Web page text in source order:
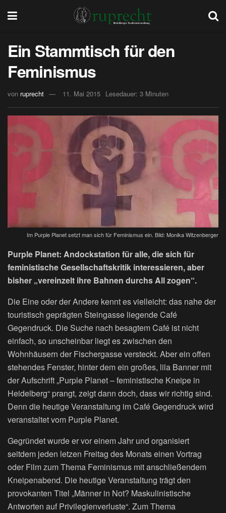
Ein Stammtisch für den
Feminismus
von ruprecht 11. Mai 2015 Lesedauer: 3 Minuten
Im Purple Planet setzt man sich für Feminismus ein. Bild: Monika Witzenberger
Purple Planet: Andockstation für alle, die sich für
feministische Gesellschaftskritik interessieren, aber
bisher „vereinzelt ihre Bahnen durchs All zogen“.
Die Eine oder der Andere kennt es vielleicht: das nahe der
touristisch geprägten Steingasse liegende Café
Gegendruck. Die Suche nach besagtem Café ist nicht
einfach, so unscheinbar liegt es zwischen den
Wohnhäusern der Fischergasse versteckt. Aber ein offen
stehendes Fenster, hinter dem ein großes, lila Banner mit
der Aufschrift „Purple Planet – feministische Kneipe in
Heidelberg“ prangt, zeigt dann doch, dass wir richtig sind.
Denn die heutige Veranstaltung im Café Gegendruck wird
veranstaltet vom Purple Planet.
Gegründet wurde er vor einem Jahr und organisiert
seitdem jeden letzen Freitag des Monats einen Vortrag
oder Film zum Thema Feminismus mit anschließendem
Kneipenabend. Die heutige Veranstaltung trägt den
provokanten Titel „Männer in Not? Maskulinistische
Antworten auf Privilegienverluste“. Zum Thema